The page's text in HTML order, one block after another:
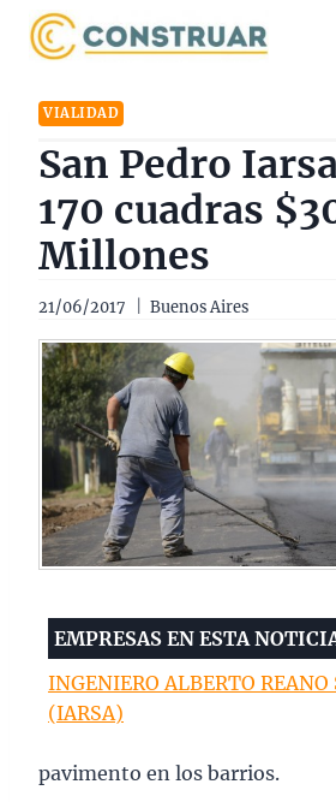
Saltar
VIALIDAD
San Pedro
170 cuadras
Millones
21/06/2017 Buenos Aires
EMPRESAS EN ESTA
INGENIERO ALBERTO REANO
(IARSA)
pavimento en los barrios.